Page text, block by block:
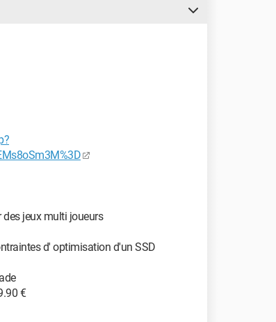
des jeux multi joueurs
d' optimisation d'un SSD
€